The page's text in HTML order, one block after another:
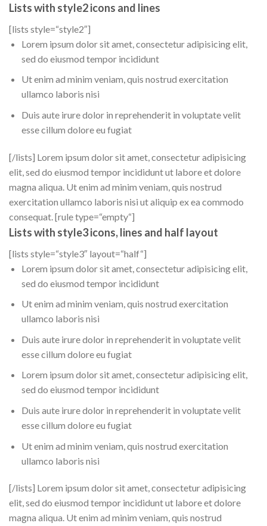
Lists with style2 icons and lines
[lists style=“style2″]
Lorem ipsum dolor sit amet, consectetur adipisicing elit,
sed do eiusmod tempor incididunt
Ut enim ad minim veniam, quis nostrud exercitation
ullamco laboris nisi
Duis aute irure dolor in reprehenderit in voluptate velit
esse cillum dolore eu fugiat
[/lists] Lorem ipsum dolor sit amet, consectetur adipisicing
elit, sed do eiusmod tempor incididunt ut labore et dolore
magna aliqua. Ut enim ad minim veniam, quis nostrud
exercitation ullamco laboris nisi ut aliquip ex ea commodo
consequat. [rule type=“empty“]
Lists with style3 icons, lines and half layout
[lists style=“style3″ layout=“half“]
Lorem ipsum dolor sit amet, consectetur adipisicing elit,
sed do eiusmod tempor incididunt
Ut enim ad minim veniam, quis nostrud exercitation
ullamco laboris nisi
Duis aute irure dolor in reprehenderit in voluptate velit
esse cillum dolore eu fugiat
Lorem ipsum dolor sit amet, consectetur adipisicing elit,
sed do eiusmod tempor incididunt
Duis aute irure dolor in reprehenderit in voluptate velit
esse cillum dolore eu fugiat
Ut enim ad minim veniam, quis nostrud exercitation
ullamco laboris nisi
[/lists] Lorem ipsum dolor sit amet, consectetur adipisicing
elit, sed do eiusmod tempor incididunt ut labore et dolore
magna aliqua. Ut enim ad minim veniam, quis nostrud